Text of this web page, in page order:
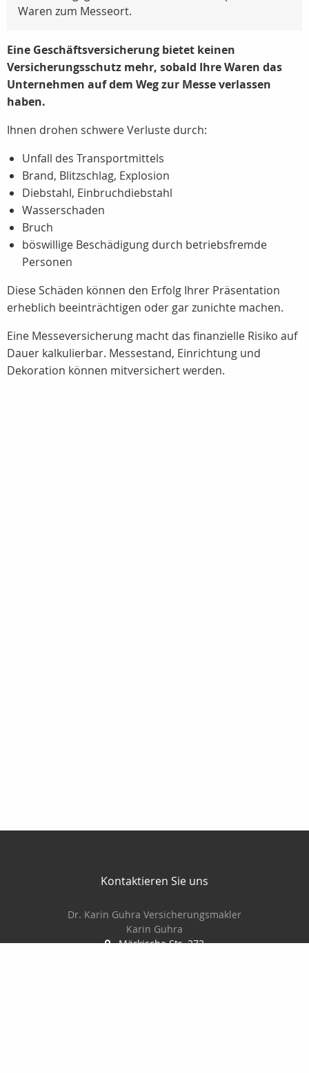
Waren zum Messeort.
Eine Geschäftsversicherung bietet keinen
Versicherungsschutz mehr, sobald Ihre Waren das
Unternehmen auf dem Weg zur Messe verlassen
haben.
Ihnen drohen schwere Verluste durch:
Unfall des Transportmittels
Brand, Blitzschlag, Explosion
Diebstahl, Einbruchdiebstahl
Wasserschaden
Bruch
böswillige Beschädigung durch betriebsfremde
Personen
Diese Schäden können den Erfolg Ihrer Präsentation
erheblich beeinträchtigen oder gar zunichte machen.
Eine Messeversicherung macht das finanzielle Risiko auf
Dauer kalkulierbar. Messestand, Einrichtung und
Dekoration können mitversichert werden.
Kontaktieren Sie uns
Dr. Karin Guhra Versicherungsmakler
Karin Guhra
Märkische Str. 272